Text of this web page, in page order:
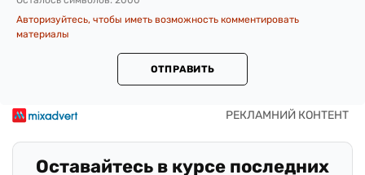
Авторизуйтесь, чтобы иметь возможность комментировать
материалы
ОТПРАВИТЬ
Оставайтесь в курсе последних